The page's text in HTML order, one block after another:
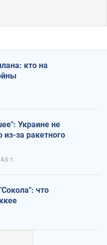
кто на
Украине не
из-за ракетного
4,6 т.
что